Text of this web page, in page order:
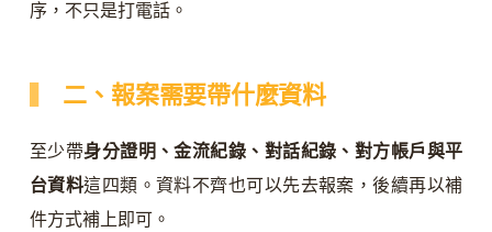
序，不只是打電話。
二、報案需要帶什麼資料
至少帶身分證明、金流紀錄、對話紀錄、對方帳戶與平
台資料這四類。資料不齊也可以先去報案，後續再以補
件方式補上即可。